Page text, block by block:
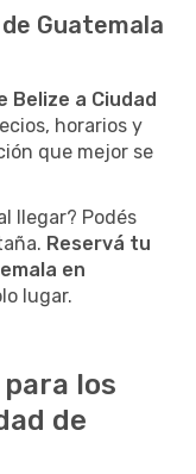
Guatemala
Belize a Ciudad
horarios y
que mejor se
llegar? Podés
Reservá tu
en
lugar.
los
de